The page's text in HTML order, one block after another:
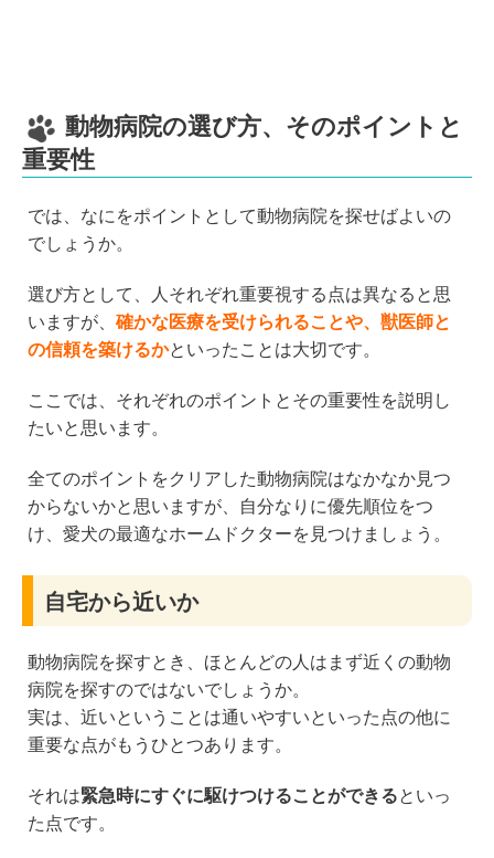
動物病院の選び方、そのポイントと
重要性
では、なにをポイントとして動物病院を探せばよいの
でしょうか。
選び方として、人それぞれ重要視する点は異なると思
いますが、 確かな医療を受けられることや、獣医師と
の信頼を築けるかといったことは大切です。
ここでは、それぞれのポイントとその重要性を説明し
たいと思います。
全てのポイントをクリアした動物病院はなかなか見つ
からないかと思いますが、自分なりに優先順位をつ
け、愛犬の最適なホームドクターを見つけましょう。
自宅から近いか
動物病院を探すとき、ほとんどの人はまず近くの動物
病院を探すのではないでしょうか。
実は、近いということは通いやすいといった点の他に
重要な点がもうひとつあります。
それは緊急時にすぐに駆けつけることができるといっ
た点です。